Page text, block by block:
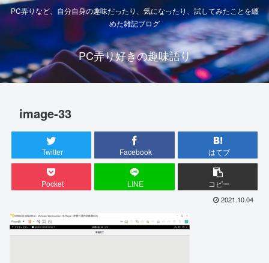
PC弄りなど、自分自身の趣味だったり、気になったり、試してみたことを纏
めた雑記ブログ
PC弄り好きの趣味語り
image-33
Twitter Facebook はてブ
Pocket LINE コピー
2021.10.04